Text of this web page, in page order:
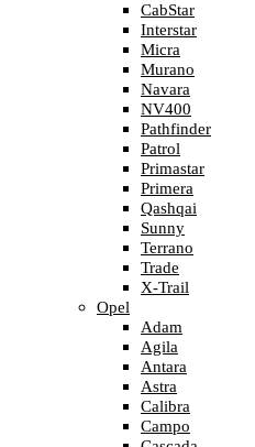
CabStar
Interstar
Micra
Murano
Navara
NV400
Pathfinder
Patrol
Primastar
Primera
Qashqai
Sunny
Terrano
Trade
X-Trail
Opel
Adam
Agila
Antara
Astra
Calibra
Campo